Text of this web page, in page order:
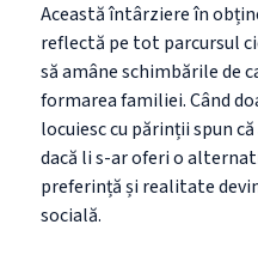
Această întârziere în
reflectă pe tot parcursul
să amâne schimbările de
formarea familiei. Când
locuiesc cu părinții spun
dacă li s-ar oferi o
preferință și realitate
socială.